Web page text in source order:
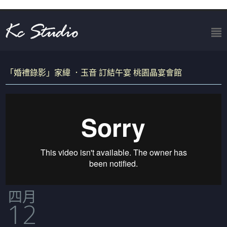
「婚禮錄影」家緯 ．玉音 訂結午宴 桃園晶宴會館
四月
12